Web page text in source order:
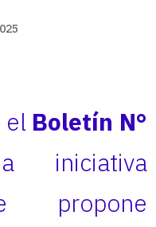
el Boletín N°
iniciativa
propone